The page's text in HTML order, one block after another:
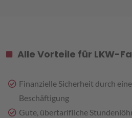
Alle Vorteile für LKW-
Finanzielle Sicherheit durch
Beschäftigung
Gute, übertarifliche